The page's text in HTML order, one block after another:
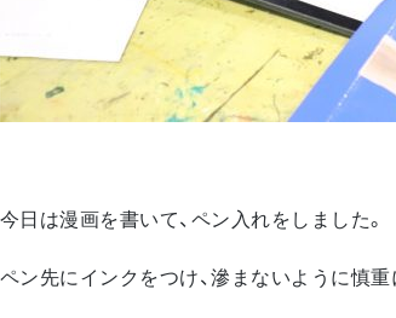
今日は漫画を書いて、ペン入れをしました。
ペン先にインクをつけ、滲まないように慎重